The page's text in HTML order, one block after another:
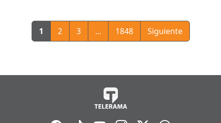
1 2 3 ... 1848 Siguiente